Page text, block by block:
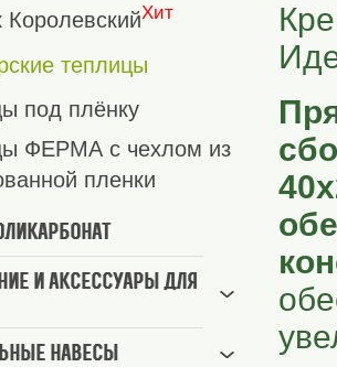
КоролевскийХит
теплицы
под плёнку
ФЕРМА с чехлом из
пленки
и аксессуары для
навесы